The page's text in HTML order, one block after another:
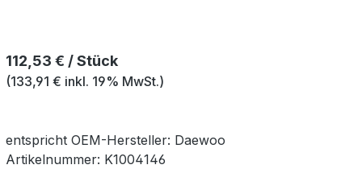
Regulärer Preis:
112,53 € / Stück
(133,91 € inkl. 19% MwSt.)
entspricht OEM-Hersteller: Daewoo
Artikelnummer: K1004146